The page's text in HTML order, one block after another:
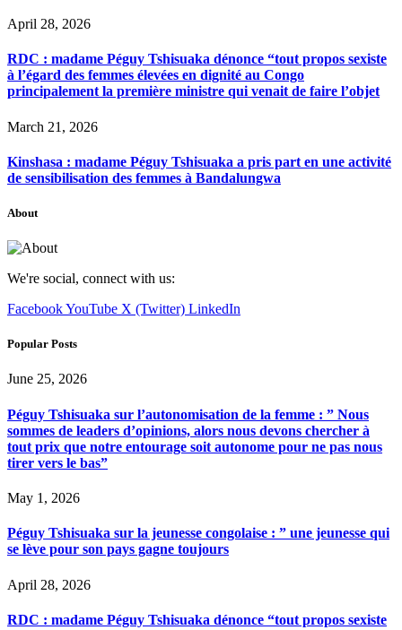
April 28, 2026
RDC : madame Péguy Tshisuaka dénonce “tout propos sexiste
à l’égard des femmes élevées en dignité au Congo
principalement la première ministre qui venait de faire l’objet
March 21, 2026
Kinshasa : madame Péguy Tshisuaka a pris part en une activité
de sensibilisation des femmes à Bandalungwa
About
We're social, connect with us:
FacebookYouTube X (Twitter) LinkedIn
Popular Posts
June 25, 2026
Péguy Tshisuaka sur l’autonomisation de la femme : ” Nous
sommes de leaders d’opinions, alors nous devons chercher à
tout prix que notre entourage soit autonome pour ne pas nous
tirer vers le bas”
May 1, 2026
Péguy Tshisuaka sur la jeunesse congolaise : ” une jeunesse qui
se lève pour son pays gagne toujours
April 28, 2026
RDC : madame Péguy Tshisuaka dénonce “tout propos sexiste